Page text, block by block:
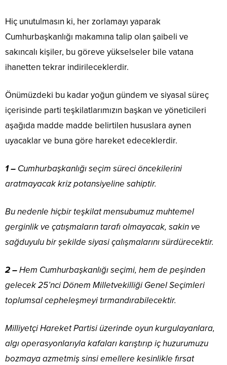
Hiç unutulmasın ki, her zorlamayı yaparak
Cumhurbaşkanlığı makamına talip olan şaibeli ve
sakıncalı kişiler, bu göreve yükselseler bile vatana
ihanetten tekrar indirileceklerdir.
Önümüzdeki bu kadar yoğun gündem ve siyasal süreç
içerisinde parti teşkilatlarımızın başkan ve yöneticileri
aşağıda madde madde belirtilen hususlara aynen
uyacaklar ve buna göre hareket edeceklerdir.
1 – Cumhurbaşkanlığı seçim süreci öncekilerini
aratmayacak kriz potansiyeline sahiptir.
Bu nedenle hiçbir teşkilat mensubumuz muhtemel
gerginlik ve çatışmaların tarafı olmayacak, sakin ve
sağduyulu bir şekilde siyasi çalışmalarını sürdürecektir.
2 –Hem Cumhurbaşkanlığı seçimi, hem de peşinden
gelecek 25’nci Dönem Milletvekilliği Genel Seçimleri
toplumsal cepheleşmeyi tırmandırabilecektir.
Milliyetçi Hareket Partisi üzerinde oyun kurgulayanlara,
algı operasyonlarıyla kafaları karıştırıp iç huzurumuzu
bozmaya azmetmiş sinsi emellere kesinlikle fırsat